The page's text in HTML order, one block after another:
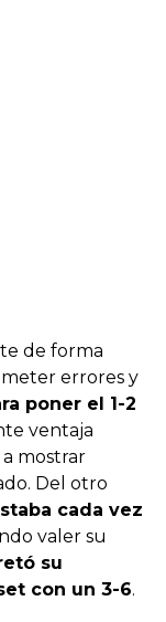
de forma
errores y
poner el 1-2
ventaja
mostrar
Del otro
cada vez
valer su
su
con un 3-6.